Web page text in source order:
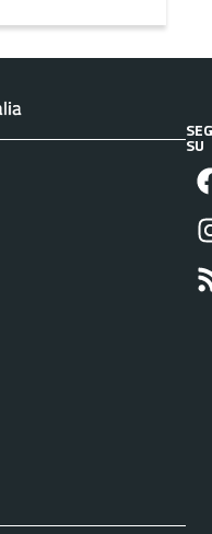
SU